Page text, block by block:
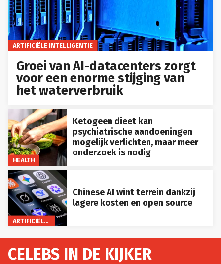
ARTIFICIËLE INTELLIGENTIE
Groei van AI-datacenters zorgt
voor een enorme stijging van
het waterverbruik
HEALTH
Ketogeen dieet kan
psychiatrische aandoeningen
mogelijk verlichten, maar meer
onderzoek is nodig
ARTIFICIËLE INTELLIGENTIE
Chinese AI wint terrein dankzij
lagere kosten en open source
CELEBS IN DE KIJKER